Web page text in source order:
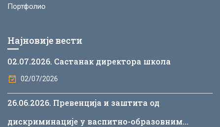
Портфолио
Најновије вести
02.07.2026. Састанак директора школа
02/07/2026
26.06.2026. Превенција и заштита од
дискриминације у васпитно-образовним